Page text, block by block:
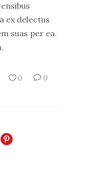
ex delectus
suas per ea.
0 0